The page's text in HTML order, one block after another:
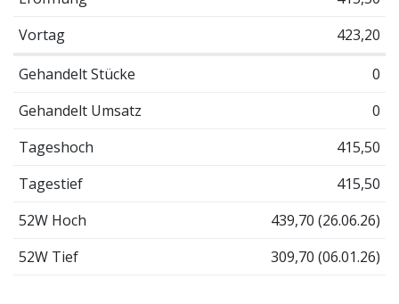
Vortag
423,20
Gehandelt Stücke
0
Gehandelt Umsatz
0
Tageshoch
415,50
Tagestief
415,50
52W Hoch
439,70 (26.06.26)
52W Tief
309,70 (06.01.26)